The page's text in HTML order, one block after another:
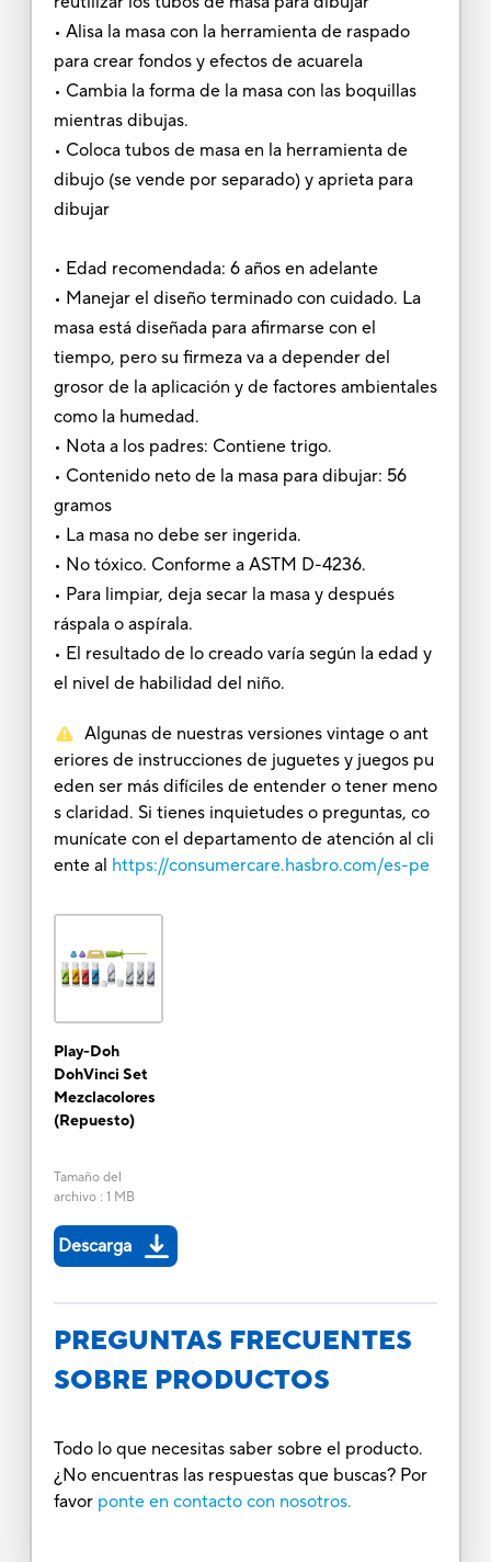
• Alisa la masa con la herramienta de raspado
para crear fondos y efectos de acuarela
• Cambia la forma de la masa con las boquillas
mientras dibujas.
• Coloca tubos de masa en la herramienta de
dibujo (se vende por separado) y aprieta para
dibujar
• Edad recomendada: 6 años en adelante
• Manejar el diseño terminado con cuidado. La
masa está diseñada para afirmarse con el
tiempo, pero su firmeza va a depender del
grosor de la aplicación y de factores ambientales
como la humedad.
• Nota a los padres: Contiene trigo.
• Contenido neto de la masa para dibujar: 56
gramos
• La masa no debe ser ingerida.
• No tóxico. Conforme a ASTM D-4236.
• Para limpiar, deja secar la masa y después
ráspala o aspírala.
• El resultado de lo creado varía según la edad y
el nivel de habilidad del niño.
Algunas de nuestras versiones vintage o ant
eriores de instrucciones de juguetes y juegos pu
eden ser más difíciles de entender o tener meno
s claridad. Si tienes inquietudes o preguntas, co
munícate con el departamento de atención al cli
ente al https://consumercare.hasbro.com/es-pe
Play-Doh
DohVinci Set
Mezclacolores
(Repuesto)
Tamaño del
archivo: 1 MB
Descarga
PREGUNTAS FRECUENTES
SOBRE PRODUCTOS
Todo lo que necesitas saber sobre el producto.
¿No encuentras las respuestas que buscas? Por
favor ponte en contacto con nosotros.